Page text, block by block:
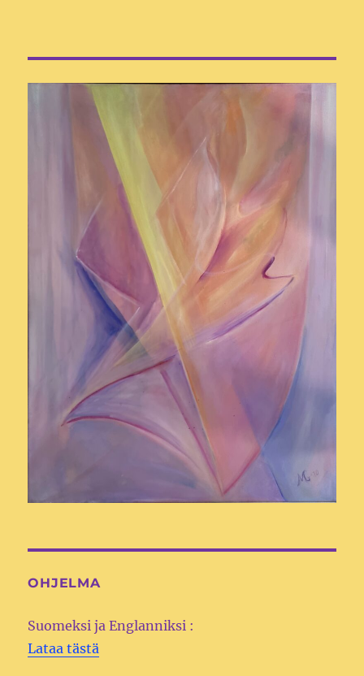
OHJELMA
Suomeksi ja Englanniksi :
Lataa tästä